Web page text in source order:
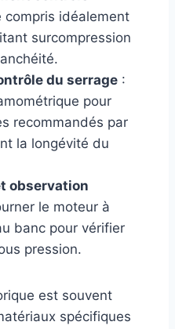
compris idéalement
surcompression
du serrage :
pour
recommandés par
la longévité du
observation
le moteur à
banc pour vérifier
pression.
est souvent
spécifiques